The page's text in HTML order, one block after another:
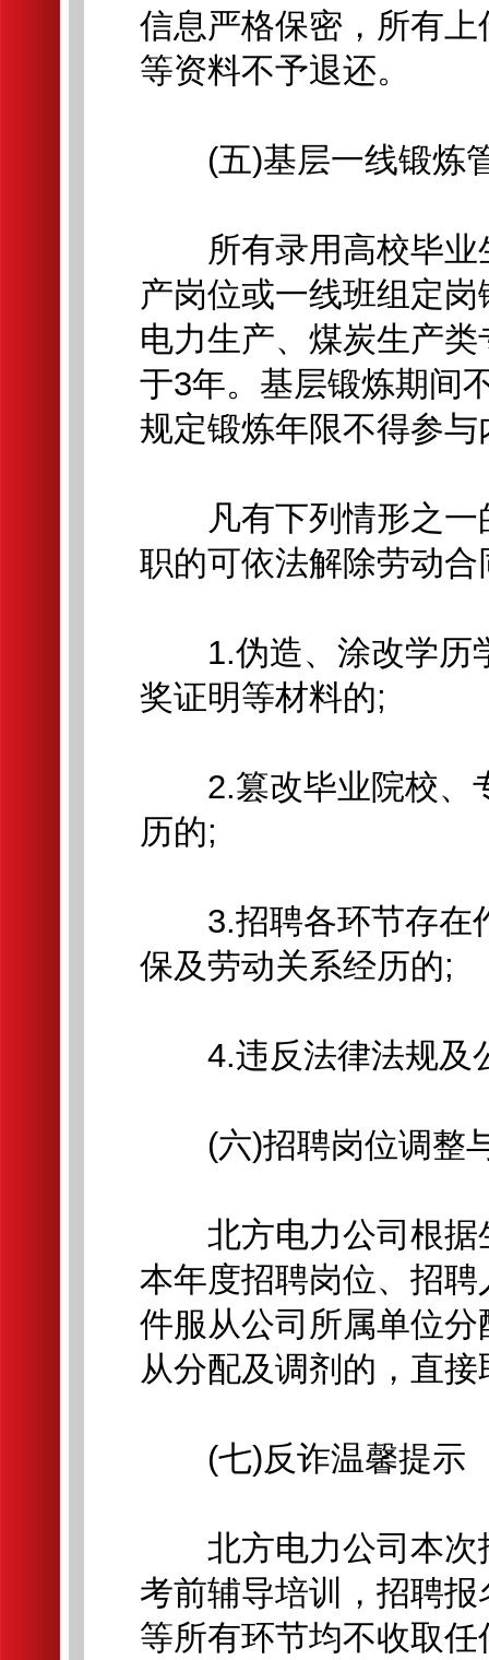
信息严格保密，所有
等资料不予退还。
(五)基层一线锻炼
所有录用高校毕业
产岗位或一线班组定
电力生产、煤炭生产
于3年。基层锻炼期间
规定锻炼年限不得参
凡有下列情形之一
职的可依法解除劳动合
1.伪造、涂改学历
奖证明等材料的;
2.篡改毕业院校、
历的;
3.招聘各环节存在
保及劳动关系经历的;
4.违反法律法规及
(六)招聘岗位调整
北方电力公司根据
本年度招聘岗位、招
件服从公司所属单位
从分配及调剂的，直
(七)反诈温馨提示
北方电力公司本次
考前辅导培训，招聘
等所有环节均不收取